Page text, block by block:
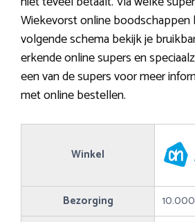
Wiekevorst online
volgende schema bekijk je
erkende online supers en
een van de supers voor meer
met online bestellen.
Winkel
Bezorging